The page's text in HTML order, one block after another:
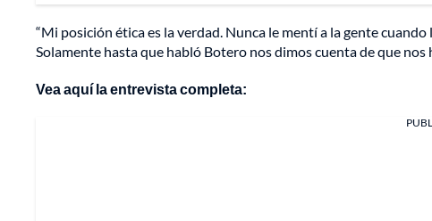
“Mi posición ética es la verdad. Nunca le mentí a la gente
Solamente hasta que habló Botero nos dimos cuenta de que nos
Vea aquí la entrevista completa: